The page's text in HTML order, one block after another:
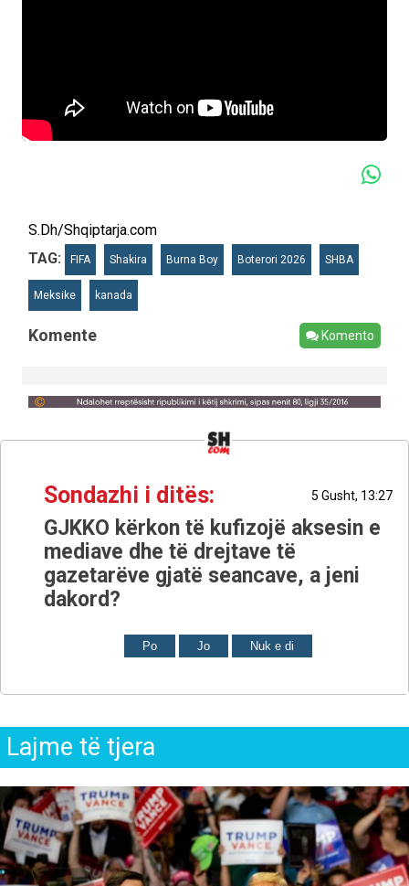
S.Dh/Shqiptarja.com
TAG:
FIFA Shakira Burna Boy Boterori 2026 SHBA
Meksike kanada
Komente Komento
Sondazhi i ditës: 5 Gusht, 13:27
GJKKO kërkon të kufizojë aksesin e
mediave dhe të drejtave të
gazetarëve gjatë seancave, a jeni
dakord?
Po Jo Nuk e di
Lajme të tjera